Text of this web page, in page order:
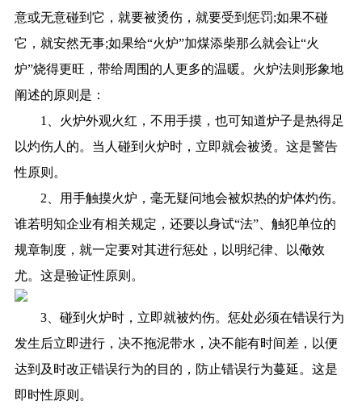
意或无意碰到它，就要被烫伤，就要受到惩罚;如果不碰
它，就安然无事;如果给“火炉”加煤添柴那么就会让“火
炉”烧得更旺，带给周围的人更多的温暖。火炉法则形象地
阐述的原则是：
1、火炉外观火红，不用手摸，也可知道炉子是热得足
以灼伤人的。当人碰到火炉时，立即就会被烫。这是警告
性原则。
2、用手触摸火炉，毫无疑问地会被炽热的炉体灼伤。
谁若明知企业有相关规定，还要以身试“法”、触犯单位的
规章制度，就一定要对其进行惩处，以明纪律、以儆效
尤。这是验证性原则。
3、碰到火炉时，立即就被灼伤。惩处必须在错误行为
发生后立即进行，决不拖泥带水，决不能有时间差，以便
达到及时改正错误行为的目的，防止错误行为蔓延。这是
即时性原则。